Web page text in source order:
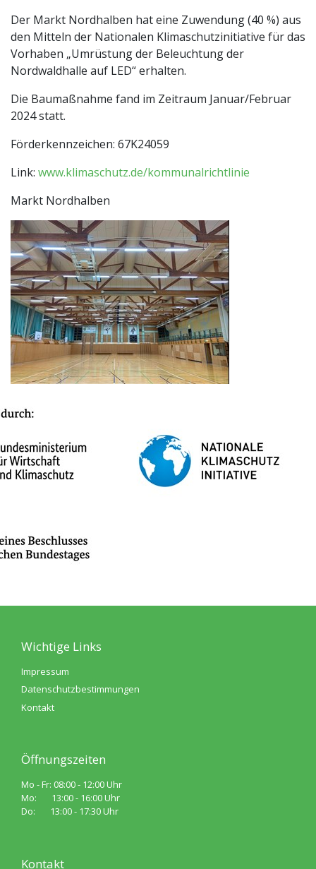
Der Markt Nordhalben hat eine Zuwendung (40 %) aus
den Mitteln der Nationalen Klimaschutzinitiative für das
Vorhaben „Umrüstung der Beleuchtung der
Nordwaldhalle auf LED“ erhalten.
Die Baumaßnahme fand im Zeitraum Januar/Februar
2024 statt.
Förderkennzeichen: 67K24059
Link: www.klimaschutz.de/kommunalrichtlinie
Markt Nordhalben
Wichtige Links
Impressum
Datenschutzbestimmungen
Kontakt
Öffnungszeiten
Mo - Fr: 08:00 - 12:00 Uhr
Mo: 13:00 - 16:00 Uhr
Do: 13:00 - 17:30 Uhr
Kontakt